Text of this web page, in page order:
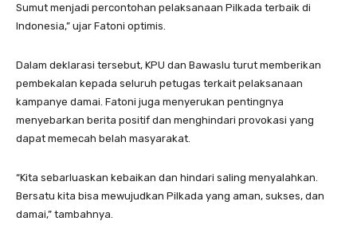
Sumut menjadi percontohan pelaksanaan Pilkada terbaik di
Indonesia,” ujar Fatoni optimis.
Dalam deklarasi tersebut, KPU dan Bawaslu turut memberikan
pembekalan kepada seluruh petugas terkait pelaksanaan
kampanye damai. Fatoni juga menyerukan pentingnya
menyebarkan berita positif dan menghindari provokasi yang
dapat memecah belah masyarakat.
“Kita sebarluaskan kebaikan dan hindari saling menyalahkan.
Bersatu kita bisa mewujudkan Pilkada yang aman, sukses, dan
damai,” tambahnya.